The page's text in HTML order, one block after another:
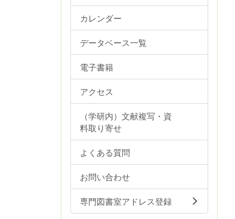
カレンダー
データベース一覧
電子書籍
アクセス
（学研内）文献複写・資
料取り寄せ
よくある質問
お問い合わせ
専門図書室アドレス登録